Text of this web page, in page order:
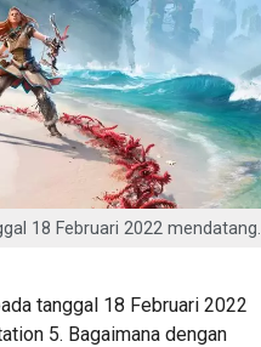
18 Februari 2022 mendatang.
tanggal 18 Februari 2022
5. Bagaimana dengan